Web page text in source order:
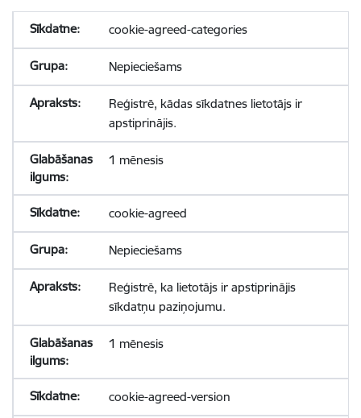
cookie-agreed-categories
Nepieciešams
Reģistrē, kādas sīkdatnes lietotājs ir
apstiprinājis.
1 mēnesis
cookie-agreed
Nepieciešams
Reģistrē, ka lietotājs ir apstiprinājis
sīkdatņu paziņojumu.
1 mēnesis
cookie-agreed-version